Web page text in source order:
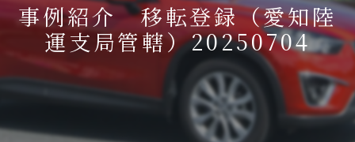
事例紹介 移転登録（愛知陸
運支局管轄）20250704